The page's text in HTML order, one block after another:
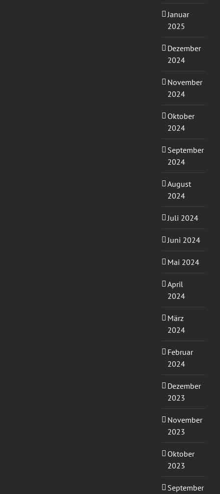
Januar
2025
Dezember
2024
November
2024
Oktober
2024
September
2024
August
2024
Juli 2024
Juni 2024
Mai 2024
April
2024
März
2024
Februar
2024
Dezember
2023
November
2023
Oktober
2023
September